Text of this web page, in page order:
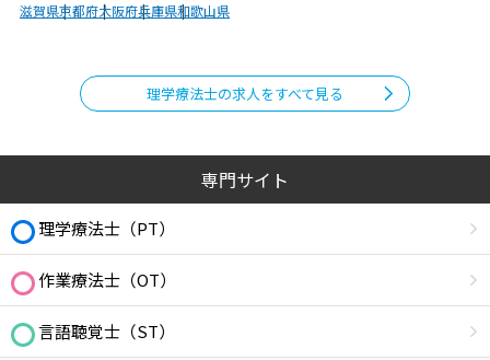
滋賀県京都府大阪府兵庫県和歌山県
理学療法士の求人をすべて見る
専門サイト
理学療法士（PT）
作業療法士（OT）
言語聴覚士（ST）